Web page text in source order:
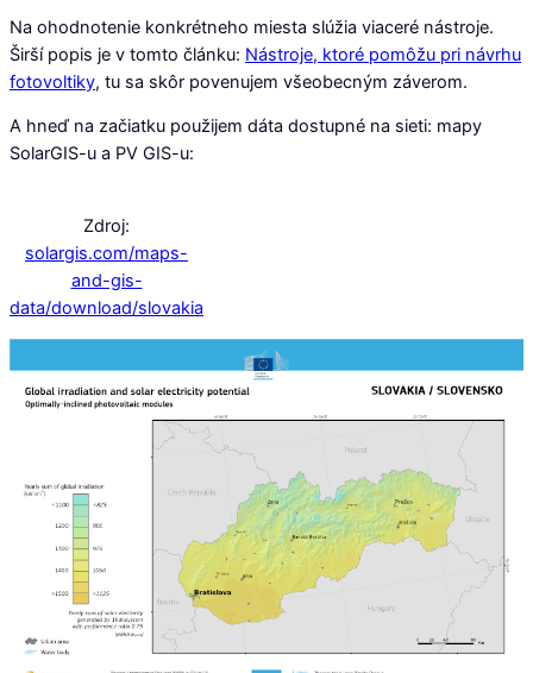
Na ohodnotenie konkrétneho miesta slúžia viaceré nástroje.
Širší popis je v tomto článku: Nástroje, ktoré pomôžu pri návrhu
fotovoltiky, tu sa skôr povenujem všeobecným záverom.
A hneď na začiatku použijem dáta dostupné na sieti: mapy
SolarGIS-u a PV GIS-u:
Zdroj:
solargis.com/maps-
and-gis-
data/download/slovakia